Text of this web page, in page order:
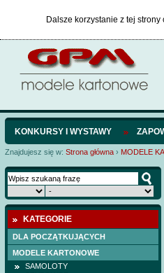
Dalsze korzystanie z tej
KONKURSY I WYSTAWY
Znajdujesz się w: Strona główna › MODELE
KATEGORIE
DLA POCZĄTKUJĄCYCH
MODELE KARTONOWE
SAMOLOTY